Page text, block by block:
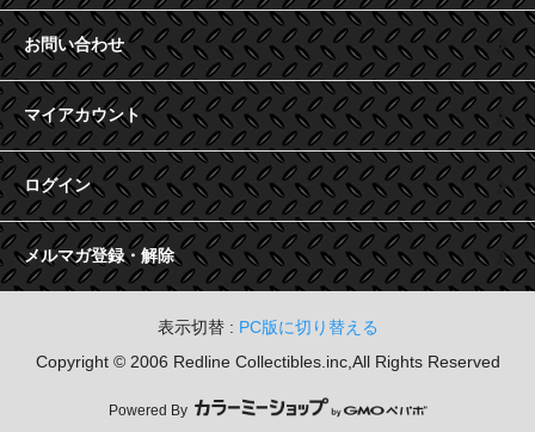
お問い合わせ
マイアカウント
ログイン
メルマガ登録・解除
表示切替 : PC版に切り替える
Copyright © 2006 Redline Collectibles.inc,All Rights Reserved
Powered By